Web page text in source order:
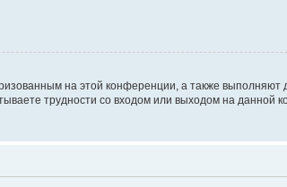
на этой конференции, а также выполняют
трудности со входом или выходом на данной